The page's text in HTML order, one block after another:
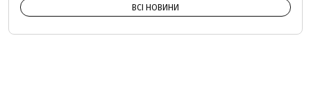
ВСІ НОВИНИ